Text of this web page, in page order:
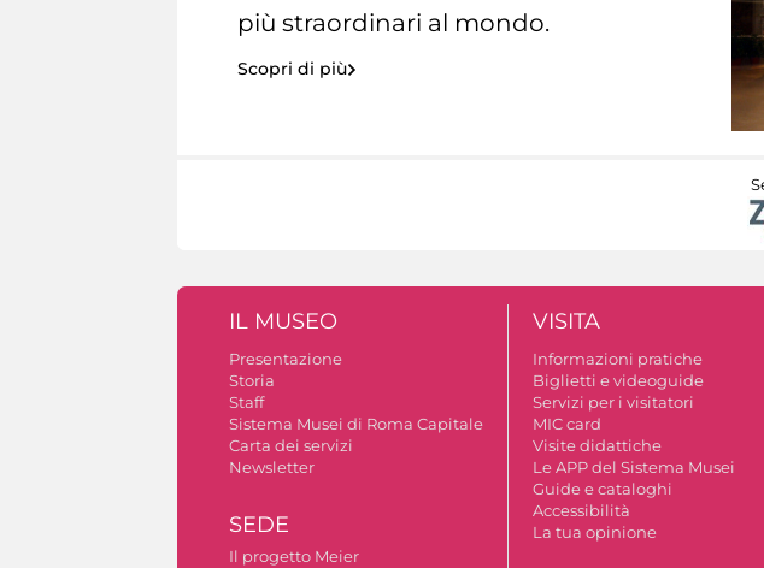
più straordinari al mondo.
Scopri di più
IL MUSEO
Presentazione
Storia
Staff
Sistema Musei di Roma Capitale
Carta dei servizi
Newsletter
SEDE
Il progetto Meier
VISITA
Informazioni pratiche
Biglietti e videoguide
Servizi per i visitatori
MIC card
Visite didattiche
Le APP del Sistema Musei
Guide e cataloghi
Accessibilità
La tua opinione